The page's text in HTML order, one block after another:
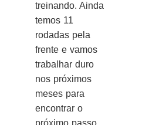
treinando. Ainda
temos 11
rodadas pela
frente e vamos
trabalhar duro
nos próximos
meses para
encontrar o
próximo passo.